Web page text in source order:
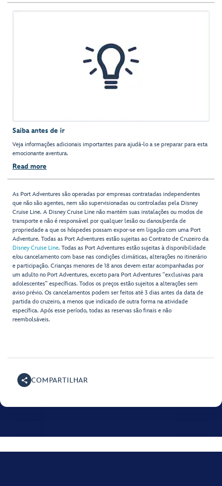
Saiba antes de ir
Veja informações adicionais importantes para ajudá-lo a se preparar para esta
emocionante aventura.
Read more
As Port Adventures são operadas por empresas contratadas independentes
que não são agentes, nem são supervisionadas ou controladas pela Disney
Cruise Line. A Disney Cruise Line não mantém suas instalações ou modos de
transporte e não é responsável por qualquer lesão ou danos/perda de
propriedade a que os hóspedes possam expor-se em ligação com uma Port
Adventure. Todas as Port Adventures estão sujeitas ao Contrato de Cruzeiro da
Disney Cruise Line. Todas as Port Adventures estão sujeitas à disponibilidade
e/ou cancelamento com base nas condições climáticas, alterações no itinerário
e participação. Crianças menores de 18 anos devem estar acompanhadas por
um adulto no Port Adventures, exceto para Port Adventures "exclusivas para
adolescentes” específicas. Todos os preços estão sujeitos a alterações sem
aviso prévio. Os cancelamentos podem ser feitos até 3 dias antes da data de
partida do cruzeiro, a menos que indicado de outra forma na atividade
específica. Após esse período, todas as reservas são finais e não
reembolsáveis.
COMPARTILHAR